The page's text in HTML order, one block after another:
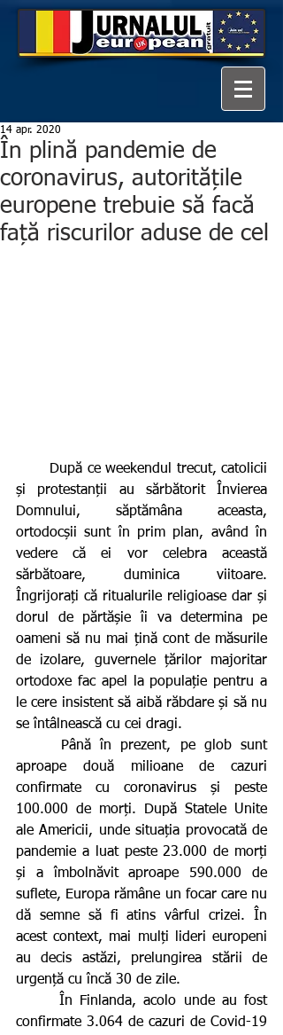
În plină pandemie de
coronavirus, autoritățile
europene trebuie să facă
față riscurilor aduse de cel
14 apr. 2020
și protestanții au sărbătorit Învierea
Domnului, săptămâna aceasta,
ortodocșii sunt în prim plan, având în
vedere că ei vor celebra această
sărbătoare, duminica viitoare.
Îngrijorați că ritualurile religioase dar și
dorul de părtășie îi va determina pe
oameni să nu mai țină cont de măsurile
de izolare, guvernele țărilor majoritar
ortodoxe fac apel la populație pentru a
le cere insistent să aibă răbdare și să nu
se întâlnească cu cei dragi.
aproape două milioane de cazuri
confirmate cu coronavirus și peste
100.000 de morți. După Statele Unite
ale Americii, unde situația provocată de
pandemie a luat peste 23.000 de morți
și a îmbolnăvit aproape 590.000 de
suflete, Europa rămâne un focar care nu
dă semne să fi atins vârful crizei. În
acest context, mai mulți lideri europeni
au decis astăzi, prelungirea stării de
urgență cu încă 30 de zile.
      În Finlanda, acolo unde au fost
confirmate 3.064 de cazuri de Covid-19